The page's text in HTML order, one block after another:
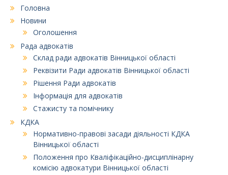
Головна
Новини
Оголошення
Рада адвокатів
Склад ради адвокатів Вінницької області
Реквізити Ради адвокатів Вінницької області
Рішення Ради адвокатів
Інформація для адвокатів
Стажисту та помічнику
КДКА
Нормативно-правові засади діяльності КДКА
Вінницької області
Положення про Кваліфікаційно-дисциплінарну
комісію адвокатури Вінницької області